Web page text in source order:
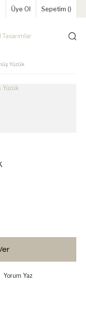
Üye Ol Sepetim ()
Yüzük
Yorum Yaz